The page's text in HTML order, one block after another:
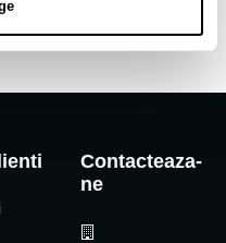
Contacteaza-
ne